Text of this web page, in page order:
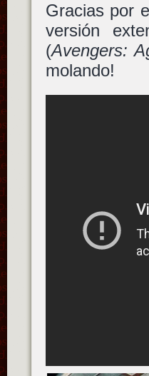
Gracias por
versión
(Avengers:
molando!